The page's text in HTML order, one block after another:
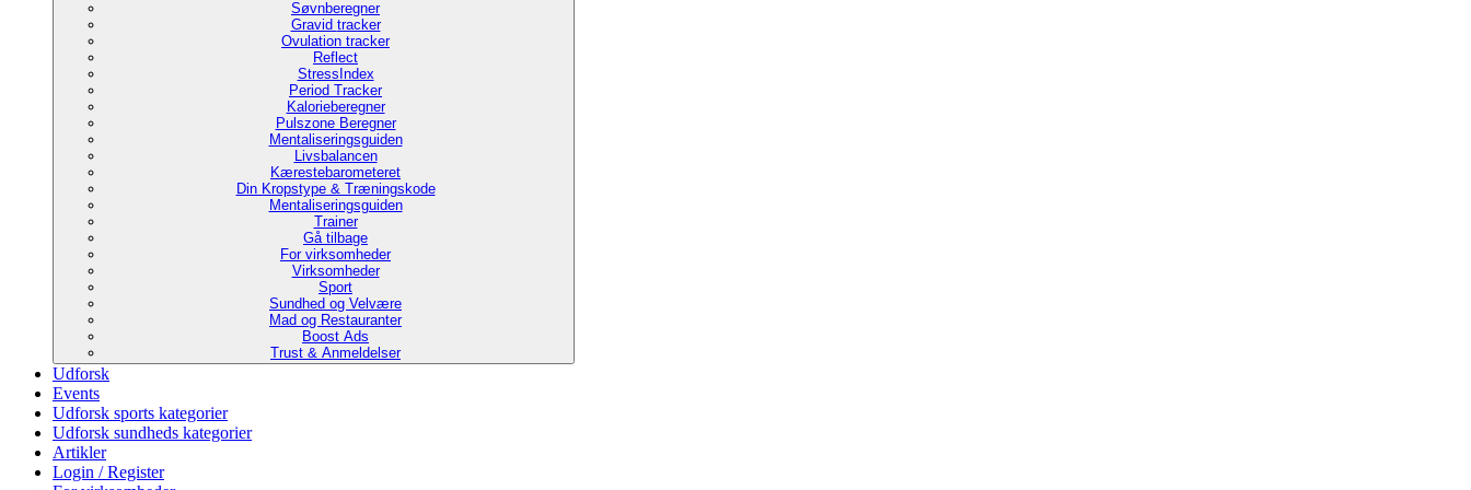
Søvnberegner
Gravid tracker
Ovulation tracker
Reflect
StressIndex
Period Tracker
Kalorieberegner
Pulszone Beregner
Mentaliseringsguiden
Livsbalancen
Kærestebarometeret
Din Kropstype & Træningskode
Mentaliseringsguiden
Trainer
Gå tilbage
For virksomheder
Virksomheder
Sport
Sundhed og Velvære
Mad og Restauranter
Boost Ads
Trust & Anmeldelser
Udforsk
Events
Udforsk sports kategorier
Udforsk sundheds kategorier
Artikler
Login / Register